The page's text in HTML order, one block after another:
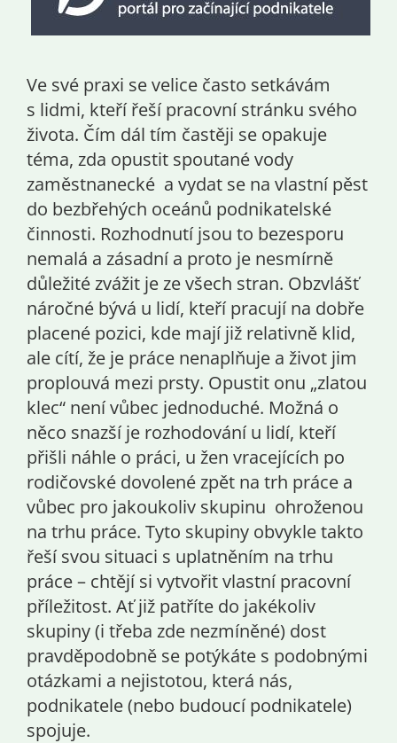
Ve své praxi se velice často setkávám
s lidmi, kteří řeší pracovní stránku svého
života. Čím dál tím častěji se opakuje
téma, zda opustit spoutané vody
zaměstnanecké a vydat se na vlastní pěst
do bezbřehých oceánů podnikatelské
činnosti. Rozhodnutí jsou to bezesporu
nemalá a zásadní a proto je nesmírně
důležité zvážit je ze všech stran. Obzvlášť
náročné bývá u lidí, kteří pracují na dobře
placené pozici, kde mají již relativně klid,
ale cítí, že je práce nenaplňuje a život jim
proplouvá mezi prsty. Opustit onu „zlatou
klec“ není vůbec jednoduché. Možná o
něco snazší je rozhodování u lidí, kteří
přišli náhle o práci, u žen vracejících po
rodičovské dovolené zpět na trh práce a
vůbec pro jakoukoliv skupinu ohroženou
na trhu práce. Tyto skupiny obvykle takto
řeší svou situaci s uplatněním na trhu
práce – chtějí si vytvořit vlastní pracovní
příležitost. Ať již patříte do jakékoliv
skupiny (i třeba zde nezmíněné) dost
pravděpodobně se potýkáte s podobnými
otázkami a nejistotou, která nás,
podnikatele (nebo budoucí podnikatele)
spojuje.